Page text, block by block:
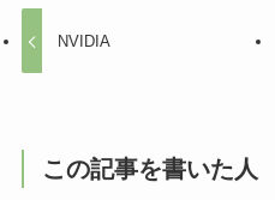
NVIDIA
この記事を書いた人